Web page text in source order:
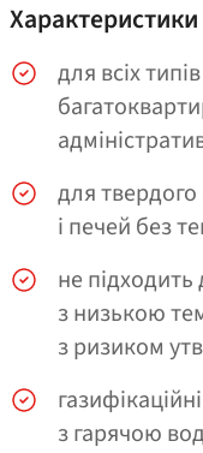
Характеристики
для всіх
для
і печей без
не
з низькою
з ризиком
з гарячою